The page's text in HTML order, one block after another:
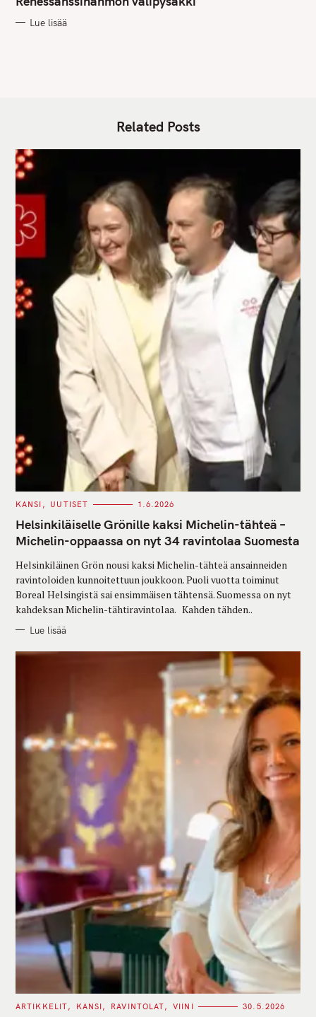
O
I
Lue lisää
Related Posts
C
T
E
G
O
I
E
S
KANSI UUTISET 1.6.2026
Helsinkiläiselle Grönille kaksi Michelin-tähteä –
Michelin-oppaassa on nyt 34 ravintolaa Suomesta
Helsinkiläinen Grön nousi kaksi Michelin-tähteä ansainneiden
ravintoloiden kunnoitettuun joukkoon. Puoli vuotta toiminut
Boreal Helsingistä sai ensimmäisen tähtensä. Suomessa on nyt
kahdeksan Michelin-tähtiravintolaa. Kahden tähden..
Lue lisää
C
ARTIKKELIT KANSI RAVINTOLAT VIINI 30.5.2026